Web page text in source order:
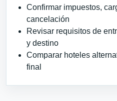
Confirmar impuestos,
cancelación
Revisar requisitos de
y destino
Comparar hoteles
final